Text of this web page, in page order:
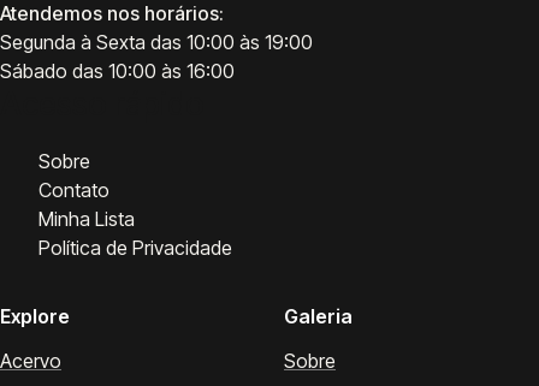
Atendemos nos horários:
Segunda à Sexta das 10:00 às 19:00
Sábado das 10:00 às 16:00
Sobre
Contato
Minha Lista
Política de Privacidade
Explore
Acervo
Galeria
Sobre